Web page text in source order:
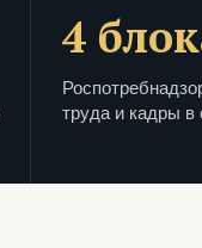
4
труда и кадры в